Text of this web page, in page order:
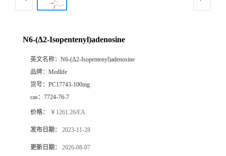
N6-(Δ2-Isopentenyl)adenosine
英文名称： N6-(Δ2-Isopentenyl)adenosine
品牌： Medlife
货号： PC17743-100mg
cas： 7724-76-7
价格： ￥1261.26/EA
发布日期： 2023-11-28
更新日期： 2026-08-07